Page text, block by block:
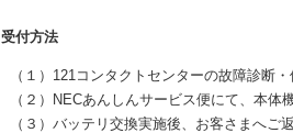
受付方法
（１）121コンタクトセンターの故障診断
（２）NECあんしんサービス便にて、本
（３）バッテリ交換実施後、お客さまへご